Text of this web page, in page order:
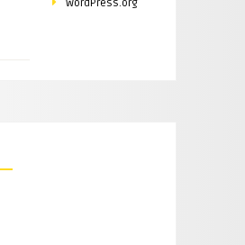
WordPress.org